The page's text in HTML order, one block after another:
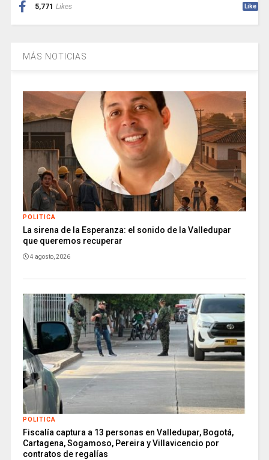
5,771 Likes Like
MÁS NOTICIAS
POLITICA
La sirena de la Esperanza: el sonido de la Valledupar
que queremos recuperar
4 agosto, 2026
POLITICA
Fiscalía captura a 13 personas en Valledupar, Bogotá,
Cartagena, Sogamoso, Pereira y Villavicencio por
contratos de regalías